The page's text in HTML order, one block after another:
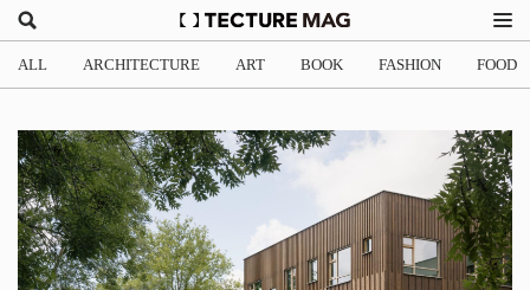
ALL ARCHITECTURE ART BOOK FASHION FOOD